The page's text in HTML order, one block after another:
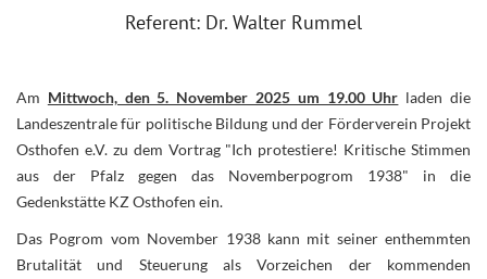
Referent: Dr. Walter Rummel
Am Mittwoch, den 5. November 2025 um 19.00 Uhr laden die
Landeszentrale für politische Bildung und der Förderverein Projekt
Osthofen e.V. zu dem Vortrag "Ich protestiere! Kritische Stimmen
aus der Pfalz gegen das Novemberpogrom 1938" in die
Gedenkstätte KZ Osthofen ein.
Das Pogrom vom November 1938 kann mit seiner enthemmten
Brutalität und Steuerung als Vorzeichen der kommenden